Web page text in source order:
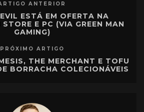
ANTERIOR
ESTÁ EM OFERTA NA
E PC (VIA GREEN MAN
GAMING)
PRÓXIMO ARTIGO
THE MERCHANT E TOFU
BORRACHA COLECIONÁVEIS